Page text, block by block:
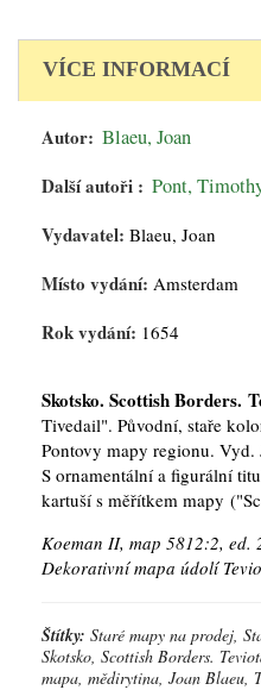
VÍCE INFORMACÍ
Autor: Blaeu, Joan
Další autoři : Pont,
Vydavatel: Blaeu, Joan
Místo vydání: Amsterdam
Rok vydání: 1654
Skotsko. Scottish Borders.
Tivedail". Původní, staře
Pontovy mapy regionu.
S ornamentální a figurální
kartuší s měřítkem mapy
Koeman II, map 5812:2, ed.
Dekorativní mapa údolí
Štítky: Staré mapy na prodej,
Skotsko, Scottish Borders.
mapa, mědirytina, Joan Blaeu,